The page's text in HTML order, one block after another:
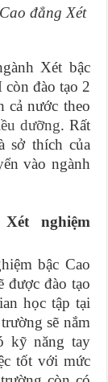
đẳng Xét
Xét bậc
đào tạo 2
cả nước theo
dưỡng. Rất
sở thích của
vào ngành
nghiệm
bậc Cao
được đào tạo
học tập tại
sẽ nắm
kỹ năng tay
tốt với mức